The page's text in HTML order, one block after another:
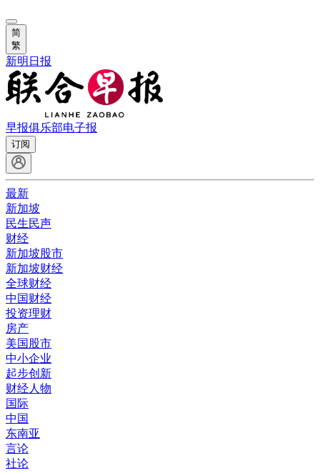
简
繁
新明日报
早报俱乐部电子报
订阅
最新
新加坡
民生民声
财经
新加坡股市
新加坡财经
全球财经
中国财经
投资理财
房产
美国股市
中小企业
起步创新
财经人物
国际
中国
东南亚
言论
社论